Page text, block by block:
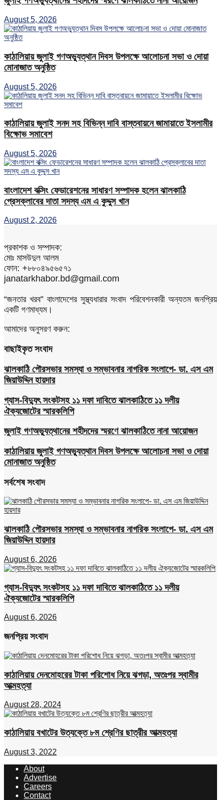
August 5, 2026
কাঠালিয়ায় জুলাই গণঅভ্যুত্থান দিবস উপলক্ষে আলোচনা সভা ও দোয়া
মোনাজাত অনুষ্ঠিত
August 5, 2026
কাঠালিয়ায় জুলাই সনদ সহ বিভিন্ন দাবি বাস্তবায়নে জামায়াতে ইসলামীর
বিক্ষোভ সমাবেশ
August 5, 2026
বাংলাদেশ বক্সিং ফেডারেশনের সাধারণ সম্পাদক হলেন ঝালকাঠি
প্রেসক্লাবের দাতা সদস্য এম এ কুদ্দুস খান
August 2, 2026
প্রকাশক ও সম্পাদক:
মোঃ মাসউদুল আলম
ফোন: +৮৮০৪৯৫৬৫৭১
janatarkhabor.bd@gmail.com
“জনতার খরব” বাংলাদেশের সুস্থ্যধারার সংবাদ পরিবেশনকারী অন্যতম জনপ্রিয়
একটি গণমাধ্যম।
আমাদের অনুসরণ করুন:
বাছাইকৃত সংবাদ
ঝালকাঠি পৌরসভার সমস্যা ও সম্ভাবনার নাগরিক সংলাপে- ডা. এস এম
জিয়াউদ্দিন হায়দার
গ্যাস-বিদ্যুৎ সংকটসহ ১১ দফা দাবিতে ঝালকাঠিতে ১১ দলীয়
ঐক্যজোটের স্মারকলিপি
জুলাই গণঅভ্যুত্থানের শহীদদের স্মরণে ঝালকাঠিতে নানা আয়োজন
কাঠালিয়ায় জুলাই গণঅভ্যুত্থান দিবস উপলক্ষে আলোচনা সভা ও দোয়া
মোনাজাত অনুষ্ঠিত
সর্বশেষ সংবাদ
ঝালকাঠি পৌরসভার সমস্যা ও সম্ভাবনার নাগরিক সংলাপে- ডা. এস এম
জিয়াউদ্দিন হায়দার
August 6, 2026
গ্যাস-বিদ্যুৎ সংকটসহ ১১ দফা দাবিতে ঝালকাঠিতে ১১ দলীয়
ঐক্যজোটের স্মারকলিপি
August 6, 2026
জনপ্রিয় সংবাদ
কাঠালিয়ায় দেনমোহরের টাকা পরিশোধ নিয়ে ঝগড়া, অতঃপর স্বামীর
আত্মহত্যা
August 28, 2024
কাঠালিয়ায় বখাটের উত্যক্তে ৮ম শ্রেণির ছাত্রীর আত্মহত্যা
August 3, 2022
About
Advertise
Careers
Contact